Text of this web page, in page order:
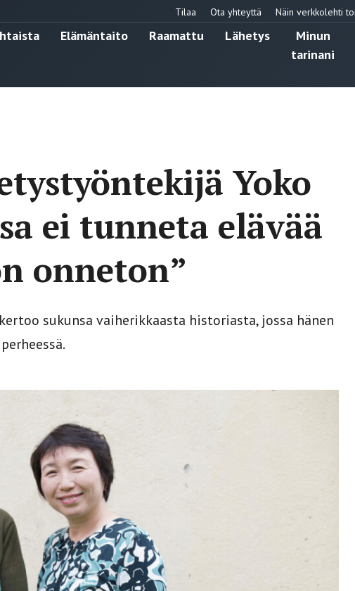
Tilaa Ota yhteyttä Näin verkkolehti
Elämäntaito Raamattu Lähetys
Minun
tarinani
Yoko
ei tunneta elävää
onneton”
sukunsa vaiherikkaasta historiasta, jossa hänen